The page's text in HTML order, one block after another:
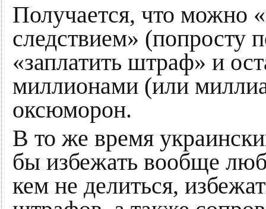
Получается, что можно
следствием» (попросту
«заплатить штраф» и
миллионами (или
оксюморон.
В то же время
бы избежать вообще
кем не делиться,